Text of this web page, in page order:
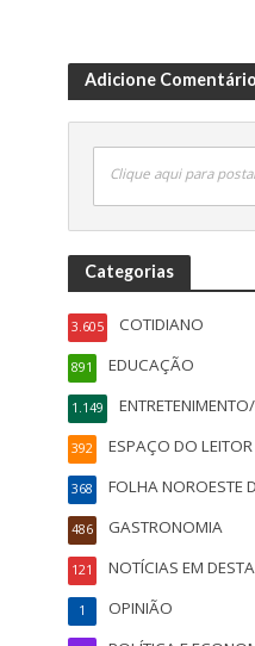
Adicione Comentário
Clique aqui para
Categorias
COTIDIANO
3.605
EDUCAÇÃO
891
1.149
ESPAÇO DO LEITOR
392
FOLHA NOROESTE
368
GASTRONOMIA
486
NOTÍCIAS EM
121
OPINIÃO
1